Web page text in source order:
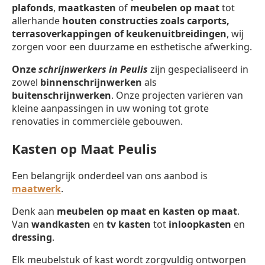
plafonds, maatkasten of meubelen op maattot
allerhande houten constructies zoals carports,
terrasoverkappingen of keukenuitbreidingen, wij
zorgen voor een duurzame en esthetische afwerking.
Onzeschrijnwerkers in Peulis zijn gespecialiseerd in
zowel binnenschrijnwerken als
buitenschrijnwerken. Onze projecten variëren van
kleine aanpassingen in uw woning tot grote
renovaties in commerciële gebouwen.
Kasten op Maat Peulis
Een belangrijk onderdeel van ons aanbod is
maatwerk.
Denk aan meubelen op maat en kasten op maat.
Van wandkasten en tv kasten tot inloopkasten en
dressing.
Elk meubelstuk of kast wordt zorgvuldig ontworpen